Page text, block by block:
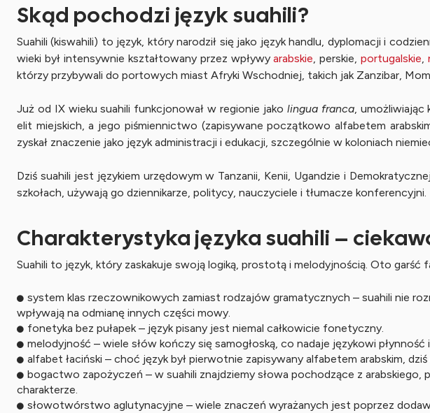
Skąd pochodzi język suahili?
Suahili (kiswahili) to język, który narodził się jako język handlu, dyplomacji i
wieki był intensywnie kształtowany przez wpływyarabskie, perskie,portugalskie,
którzy przybywali do portowych miast Afryki Wschodniej, takich jak Zanzibar,
Już od IX wieku suahili funkcjonował w regionie jako lingua franca, umożliwiając
elit miejskich, a jego piśmiennictwo (zapisywane początkowo alfabetem
zyskał znaczenie jako język administracji i edukacji, szczególnie w koloniach
Dziś suahili jest językiem urzędowym w Tanzanii, Kenii, Ugandzie i
szkołach, używają go dziennikarze, politycy, nauczyciele i tłumacze konferencyjni.
Charakterystyka języka suahili –
Suahili to język, który zaskakuje swoją logiką, prostotą i melodyjnością. Oto garść
system klas rzeczownikowych zamiast rodzajów gramatycznych – suahili nie
wpływają na odmianę innych części mowy.
fonetyka bez pułapek – język pisany jest niemal całkowicie fonetyczny.
melodyjność – wiele słów kończy się samogłoską, co nadaje językowi płynność
alfabet łaciński – choć język był pierwotnie zapisywany alfabetem arabskim,
bogactwo zapożyczeń – w suahili znajdziemy słowa pochodzące z
charakterze.
słowotwórstwo aglutynacyjne – wiele znaczeń wyrażanych jest poprzez